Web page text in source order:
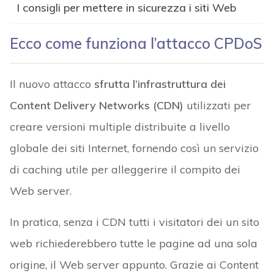
I consigli per mettere in sicurezza i siti Web
Ecco come funziona l’attacco CPDoS
Il nuovo attacco sfrutta l’infrastruttura dei
Content Delivery Networks (CDN) utilizzati per
creare versioni multiple distribuite a livello
globale dei siti Internet, fornendo così un servizio
di caching utile per alleggerire il compito dei
Web server.
In pratica, senza i CDN tutti i visitatori dei un sito
web richiederebbero tutte le pagine ad una sola
origine, il Web server appunto. Grazie ai Content